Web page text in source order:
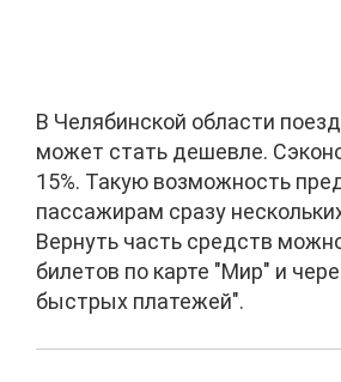
В Челябинской области
может стать дешевле.
15%. Такую возможность
пассажирам сразу
Вернуть часть средств
билетов по карте "Мир" и
быстрых платежей".